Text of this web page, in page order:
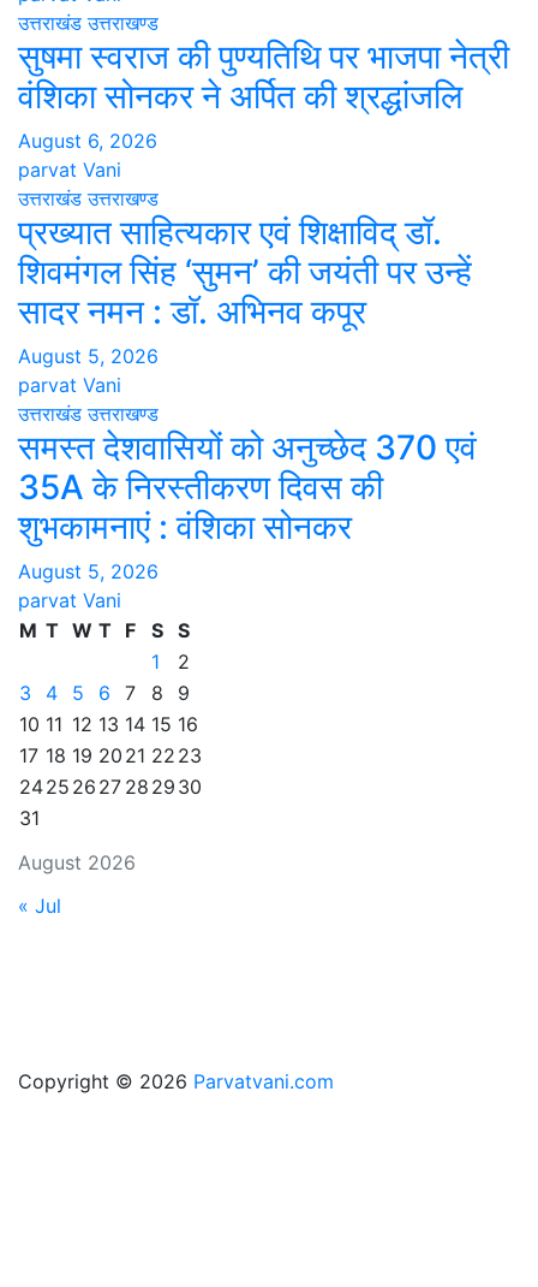
उत्तराखंड उत्तराखण्ड
सुषमा स्वराज की पुण्यतिथि पर भाजपा नेत्री
वंशिका सोनकर ने अर्पित की श्रद्धांजलि
August 6, 2026
parvat Vani
उत्तराखंड उत्तराखण्ड
प्रख्यात साहित्यकार एवं शिक्षाविद् डॉ.
शिवमंगल सिंह ‘सुमन’ की जयंती पर उन्हें
सादर नमन : डॉ. अभिनव कपूर
August 5, 2026
parvat Vani
उत्तराखंड उत्तराखण्ड
समस्त देशवासियों को अनुच्छेद 370 एवं
35A के निरस्तीकरण दिवस की
शुभकामनाएं : वंशिका सोनकर
August 5, 2026
parvat Vani
August 2026
M T W T F S S
1
2
3
4 5 6 7 8
9
10 11 12 13 14 15 16
17 18 19 20 21 22 23
2425 26 27 28 29 30
31
« Jul
Copyright © 2026 Parvatvani.com